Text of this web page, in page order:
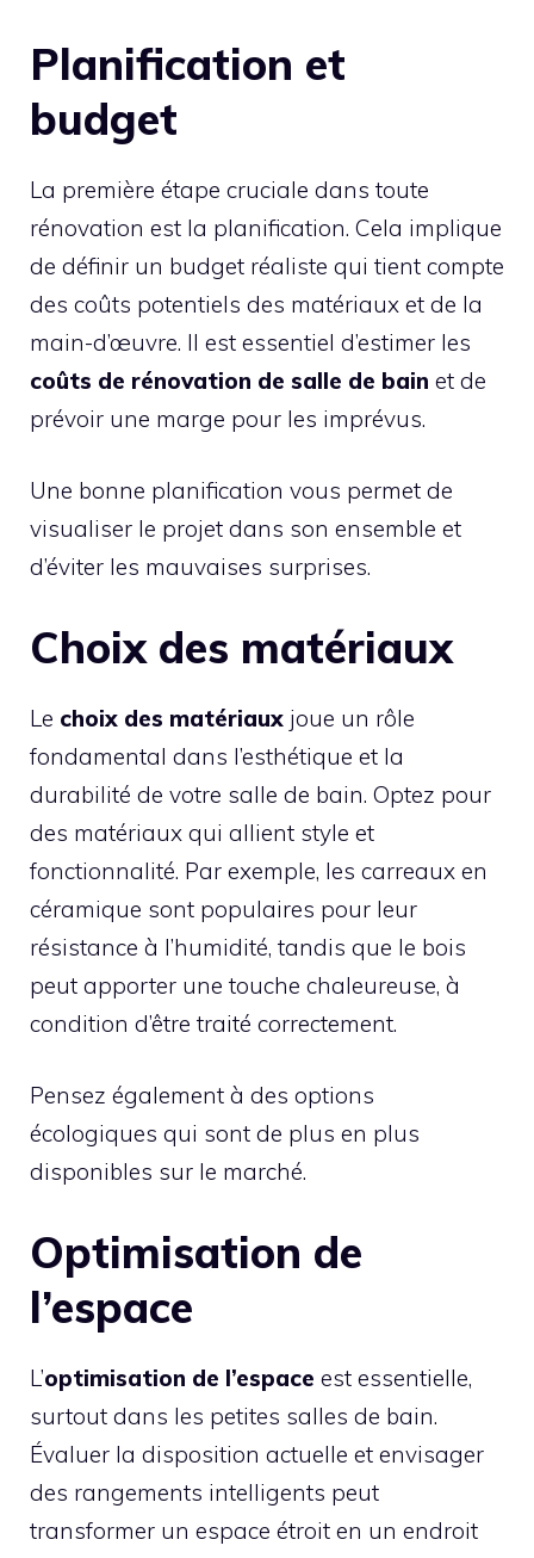
Planification et
budget
La première étape cruciale dans toute
rénovation est la planification. Cela implique
de définir un budget réaliste qui tient compte
des coûts potentiels des matériaux et de la
main-d’œuvre. Il est essentiel d’estimer les
coûts de rénovation de salle de bain et de
prévoir une marge pour les imprévus.
Une bonne planification vous permet de
visualiser le projet dans son ensemble et
d’éviter les mauvaises surprises.
Choix des matériaux
Le choix des matériaux joue un rôle
fondamental dans l’esthétique et la
durabilité de votre salle de bain. Optez pour
des matériaux qui allient style et
fonctionnalité. Par exemple, les carreaux en
céramique sont populaires pour leur
résistance à l’humidité, tandis que le bois
peut apporter une touche chaleureuse, à
condition d’être traité correctement.
Pensez également à des options
écologiques qui sont de plus en plus
disponibles sur le marché.
Optimisation de
l’espace
L’optimisation de l’espace est essentielle,
surtout dans les petites salles de bain.
Évaluer la disposition actuelle et envisager
des rangements intelligents peut
transformer un espace étroit en un endroit